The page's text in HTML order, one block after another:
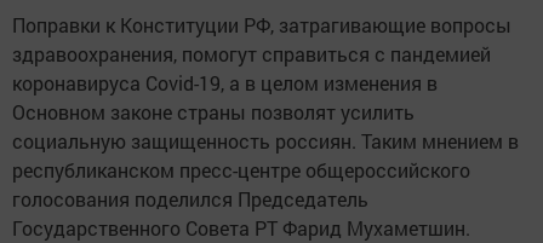
Поправки к Конституции РФ, затрагивающие вопросы
здравоохранения, помогут справиться с пандемией
коронавируса Covid-19, а в целом изменения в
Основном законе страны позволят усилить
социальную защищенность россиян. Таким мнением в
республиканском пресс-центре общероссийского
голосования поделился Председатель
Государственного Совета РТ Фарид Мухаметшин.